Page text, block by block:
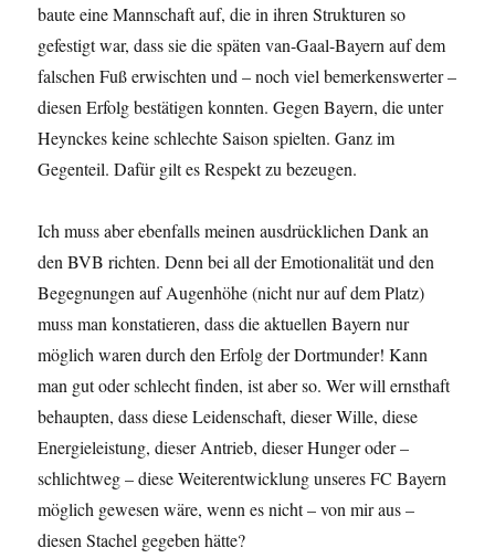
baute eine Mannschaft auf, die in ihren Strukturen so
gefestigt war, dass sie die späten van-Gaal-Bayern auf dem
falschen Fuß erwischten und – noch viel bemerkenswerter –
diesen Erfolg bestätigen konnten. Gegen Bayern, die unter
Heynckes keine schlechte Saison spielten. Ganz im
Gegenteil. Dafür gilt es Respekt zu bezeugen.
Ich muss aber ebenfalls meinen ausdrücklichen Dank an
den BVB richten. Denn bei all der Emotionalität und den
Begegnungen auf Augenhöhe (nicht nur auf dem Platz)
muss man konstatieren, dass die aktuellen Bayern nur
möglich waren durch den Erfolg der Dortmunder! Kann
man gut oder schlecht finden, ist aber so. Wer will ernsthaft
behaupten, dass diese Leidenschaft, dieser Wille, diese
Energieleistung, dieser Antrieb, dieser Hunger oder –
schlichtweg – diese Weiterentwicklung unseres FC Bayern
möglich gewesen wäre, wenn es nicht – von mir aus –
diesen Stachel gegeben hätte?